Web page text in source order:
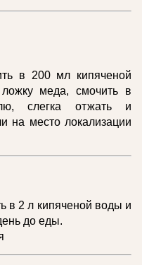
в 200 мл кипяченой
меда, смочить в
слегка отжать и
на место локализации
в 2 л кипяченой воды и
до еды.